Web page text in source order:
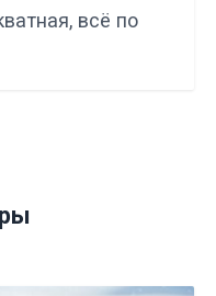
всё по